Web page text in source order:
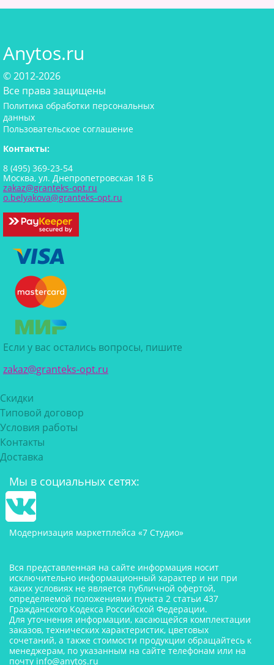
Anytos.ru
© 2012-2026
Все права защищены
Политика обработки персональных
данных
Пользовательское соглашение
Контакты:
8 (495) 369-23-54
Москва, ул. Днепропетровская 18 Б
zakaz@granteks-opt.ru
o.belyakova@granteks-opt.ru
Если у вас остались вопросы, пишите
zakaz@granteks-opt.ru
Скидки
Типовой договор
Условия работы
Контакты
Доставка
Мы в социальных сетях:
Модернизация маркетплейса «7 Студио»
Вся представленная на сайте информация носит
исключительно информационный характер и ни при
каких условиях не является публичной офертой,
определяемой положениями пункта 2 статьи 437
Гражданского Кодекса Российской Федерации.
Для уточнения информации, касающейся комплектации
заказов, технических характеристик, цветовых
сочетаний, а также стоимости продукции обращайтесь к
менеджерам, по указанным на сайте телефонам или на
почту info@anytos.ru